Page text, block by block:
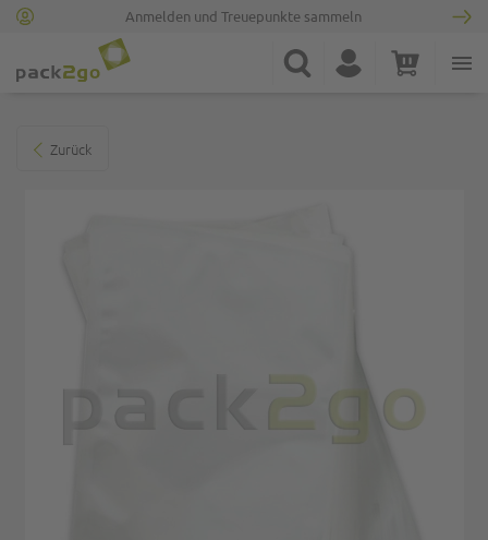
Anmelden und Treuepunkte sammeln
Suche Konto Warenkorb
Zurück